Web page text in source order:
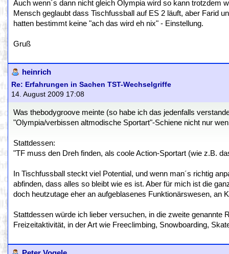
Auch wenn´s dann nicht gleich Olympia wird so kann trotzdem
Mensch geglaubt dass Tischfussball auf ES 2 läuft, aber Farid
hatten bestimmt keine "ach das wird eh nix" - Einstellung.
Gruß
heinrich
Re: Erfahrungen in Sachen TST-Wechselgriffe
14. August 2009 17:08
Was thebodygroove meinte (so habe ich das jedenfalls
"Olympia/verbissen altmodische Sportart"-Schiene nicht nur
Stattdessen:
"TF muss den Dreh finden, als coole Action-Sportart (wie z.B.
In Tischfussball steckt viel Potential, und wenn man´s richtig
abfinden, dass alles so bleibt wie es ist. Aber für mich ist die
doch heutzutage eher an aufgeblasenes Funktionärswesen, an
Stattdessen würde ich lieber versuchen, in die zweite genannte
Freizeitaktivität, in der Art wie Freeclimbing, Snowboarding,